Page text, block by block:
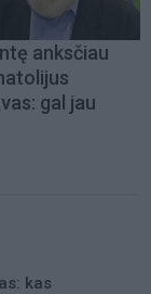
anksčiau
gal jau
kas